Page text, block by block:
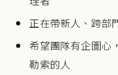
正在帶新人、跨部
希望團隊有企圖心
勒索的人